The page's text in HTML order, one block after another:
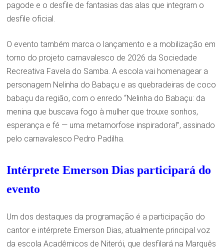
pagode e o desfile de fantasias das alas que integram o
desfile oficial.
O evento também marca o lançamento e a mobilização em
torno do projeto carnavalesco de 2026 da Sociedade
Recreativa Favela do Samba. A escola vai homenagear a
personagem Nelinha do Babaçu e as quebradeiras de coco
babaçu da região, com o enredo “Nelinha do Babaçu: da
menina que buscava fogo à mulher que trouxe sonhos,
esperança e fé — uma metamorfose inspiradora!”, assinado
pelo carnavalesco Pedro Padilha.
Intérprete Emerson Dias participará do
evento
Um dos destaques da programação é a participação do
cantor e intérprete Emerson Dias, atualmente principal voz
da escola Acadêmicos de Niterói, que desfilará na Marquês